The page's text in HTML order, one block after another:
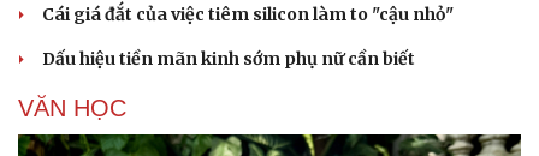
Cái giá đắt của việc tiêm silicon làm to "cậu nhỏ"
Dấu hiệu tiền mãn kinh sớm phụ nữ cần biết
VĂN HỌC